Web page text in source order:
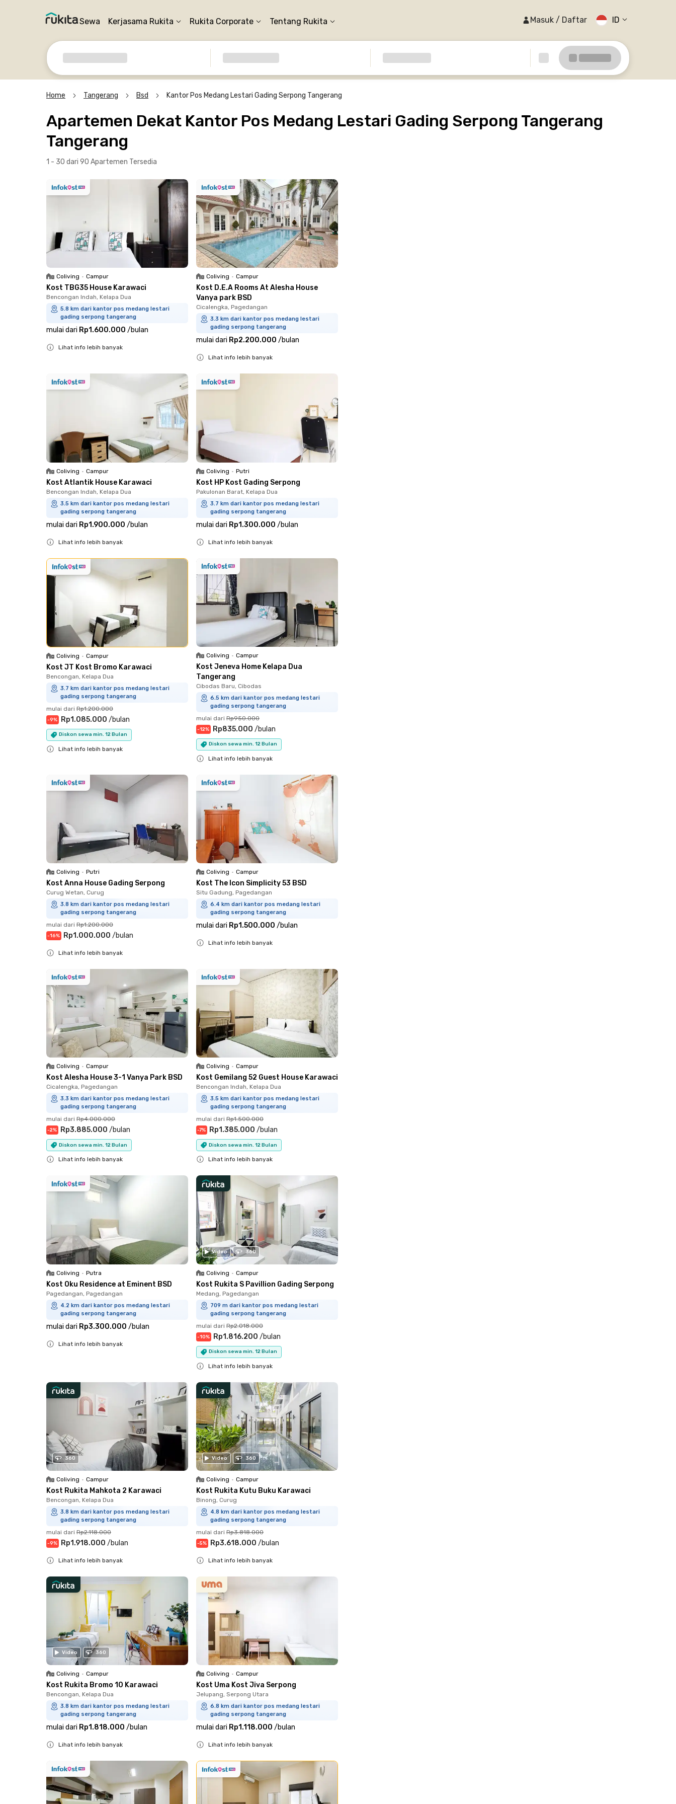
Sewa Kerjasama Rukita Rukita Corporate Tentang Rukita Masuk / Daftar ID
Home Tangerang Bsd Kantor Pos Medang Lestari Gading Serpong Tangerang
Apartemen Dekat Kantor Pos Medang Lestari Gading Serpong Tangerang
Tangerang
1 - 30 dari 90 Apartemen Tersedia
Coliving • Campur
Kost TBG35 House Karawaci
Bencongan Indah, Kelapa Dua
5.8 km dari kantor pos medang lestari
gading serpong tangerang
mulai dari Rp1.600.000 /bulan
Lihat info lebih banyak
Coliving • Campur
Kost D.E.A Rooms At Alesha House
Vanya park BSD
Cicalengka, Pagedangan
3.3 km dari kantor pos medang lestari
gading serpong tangerang
mulai dari Rp2.200.000 /bulan
Lihat info lebih banyak
Coliving • Campur
Kost Atlantik House Karawaci
Bencongan Indah, Kelapa Dua
3.5 km dari kantor pos medang lestari
gading serpong tangerang
mulai dari Rp1.900.000 /bulan
Lihat info lebih banyak
Coliving • Putri
Kost HP Kost Gading Serpong
Pakulonan Barat, Kelapa Dua
3.7 km dari kantor pos medang lestari
gading serpong tangerang
mulai dari Rp1.300.000 /bulan
Lihat info lebih banyak
Coliving • Campur
Kost JT Kost Bromo Karawaci
Bencongan, Kelapa Dua
3.7 km dari kantor pos medang lestari
gading serpong tangerang
mulai dari Rp1.200.000
-9% Rp1.085.000 /bulan
Diskon sewa min. 12 Bulan
Lihat info lebih banyak
Coliving • Campur
Kost Jeneva Home Kelapa Dua
Tangerang
Cibodas Baru, Cibodas
6.5 km dari kantor pos medang lestari
gading serpong tangerang
mulai dari Rp950.000
-12% Rp835.000 /bulan
Diskon sewa min. 12 Bulan
Lihat info lebih banyak
Coliving • Putri
Kost Anna House Gading Serpong
Curug Wetan, Curug
3.8 km dari kantor pos medang lestari
gading serpong tangerang
mulai dari Rp1.200.000
-16% Rp1.000.000 /bulan
Lihat info lebih banyak
Coliving • Campur
Kost The Icon Simplicity 53 BSD
Situ Gadung, Pagedangan
6.4 km dari kantor pos medang lestari
gading serpong tangerang
mulai dari Rp1.500.000 /bulan
Lihat info lebih banyak
Coliving • Campur
Kost Alesha House 3-1 Vanya Park BSD
Cicalengka, Pagedangan
3.3 km dari kantor pos medang lestari
gading serpong tangerang
mulai dari Rp4.000.000
-2% Rp3.885.000 /bulan
Diskon sewa min. 12 Bulan
Lihat info lebih banyak
Coliving • Campur
Kost Gemilang 52 Guest House Karawaci
Bencongan Indah, Kelapa Dua
3.5 km dari kantor pos medang lestari
gading serpong tangerang
mulai dari Rp1.500.000
-7% Rp1.385.000 /bulan
Diskon sewa min. 12 Bulan
Lihat info lebih banyak
Coliving • Putra
Kost Oku Residence at Eminent BSD
Pagedangan, Pagedangan
4.2 km dari kantor pos medang lestari
gading serpong tangerang
mulai dari Rp3.300.000 /bulan
Lihat info lebih banyak
Video 360
Coliving • Campur
Kost Rukita S Pavillion Gading Serpong
Medang, Pagedangan
709 m dari kantor pos medang lestari
gading serpong tangerang
mulai dari Rp2.018.000
-10% Rp1.816.200 /bulan
Diskon sewa min. 12 Bulan
Lihat info lebih banyak
360
Coliving • Campur
Kost Rukita Mahkota 2 Karawaci
Bencongan, Kelapa Dua
3.8 km dari kantor pos medang lestari
gading serpong tangerang
mulai dari Rp2.118.000
-9% Rp1.918.000 /bulan
Lihat info lebih banyak
Video 360
Coliving • Campur
Kost Rukita Kutu Buku Karawaci
Binong, Curug
4.8 km dari kantor pos medang lestari
gading serpong tangerang
mulai dari Rp3.818.000
-5% Rp3.618.000 /bulan
Lihat info lebih banyak
Video 360
Coliving • Campur
Kost Rukita Bromo 10 Karawaci
Bencongan, Kelapa Dua
3.8 km dari kantor pos medang lestari
gading serpong tangerang
mulai dari Rp1.818.000 /bulan
Lihat info lebih banyak
Coliving • Campur
Kost Uma Kost Jiva Serpong
Jelupang, Serpong Utara
6.8 km dari kantor pos medang lestari
gading serpong tangerang
mulai dari Rp1.118.000 /bulan
Lihat info lebih banyak